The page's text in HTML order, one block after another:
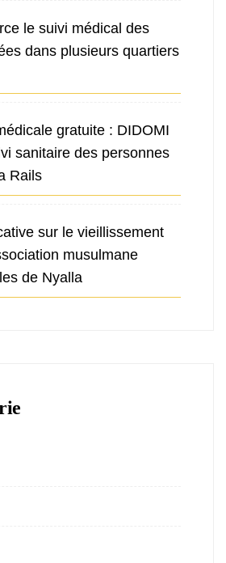
le suivi médical des
dans plusieurs quartiers
gratuite : DIDOMI
sanitaire des personnes
Rails
sur le vieillissement
musulmane
de Nyalla